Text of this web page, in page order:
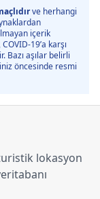
ve herhangi
içerik
19’a karşı
Bazı aşılar belirli
öncesinde resmi
lokasyon